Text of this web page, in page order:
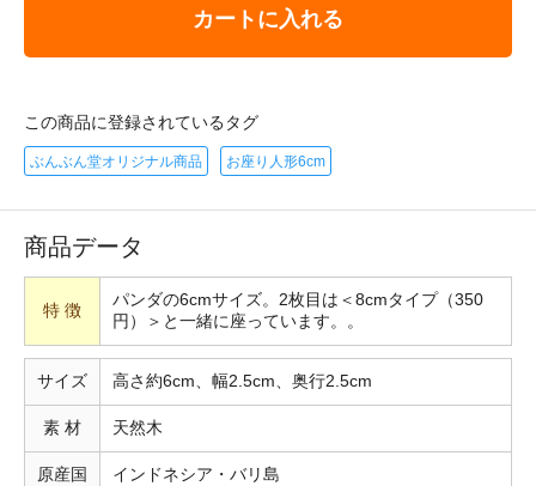
カートに入れる
この商品に登録されているタグ
ぶんぶん堂オリジナル商品 お座り人形6cm
商品データ
特 徴
パンダの6cmサイズ。2枚目は＜8cmタイプ（350
円）＞と一緒に座っています。。
サイズ 高さ約6cm、幅2.5cm、奥行2.5cm
素 材 天然木
原産国 インドネシア・バリ島